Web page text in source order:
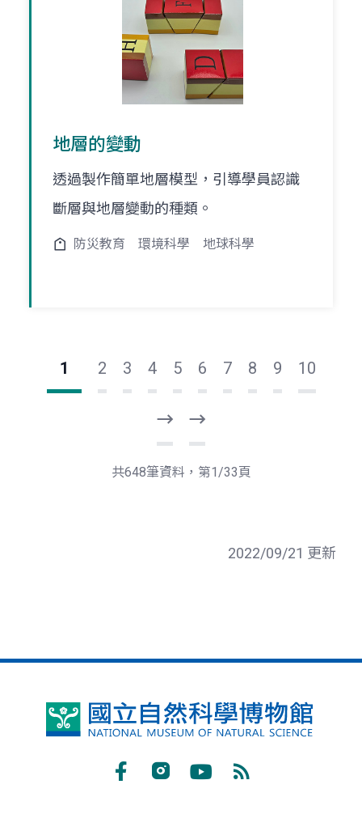
地層的變動
透過製作簡單地層模型，引導學員認識
斷層與地層變動的種類。
防災教育 環境科學 地球科學
1 2 3 4 5 6 7 8 9 10
一
頁
後
一
共648筆資料，第1/33頁
2022/09/21 更新
國